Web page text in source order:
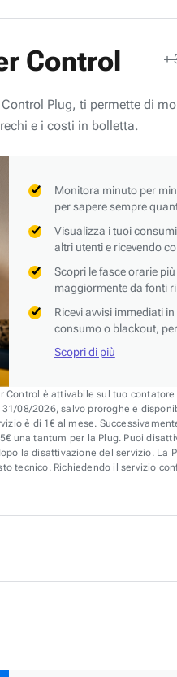
Control +
Plug, ti permette di
e i costi in bolletta.
Monitora minuto per
per sapere sempre
Visualizza i tuoi
altri utenti e ricevendo
Scopri le fasce orarie
maggiormente da fonti
Ricevi avvisi immediati
consumo o blackout,
Scopri di più
Control è attivabile sul tuo
08/2026, salvo proroghe e
è di 1€ al mese.
una tantum per la Plug. Puoi
la disattivazione del servizio. La
tecnico. Richiedendo il servizio